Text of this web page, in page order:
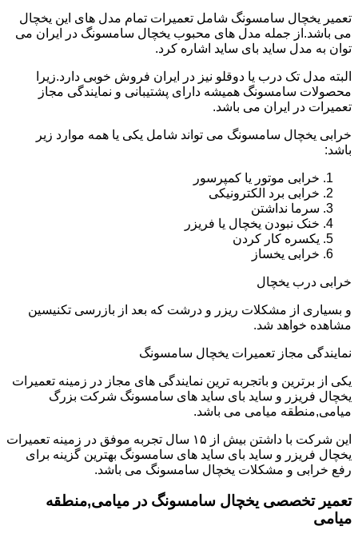
تعمیر یخچال سامسونگ شامل تعمیرات تمام مدل های این یخچال
می باشد.از جمله مدل های محبوب یخچال سامسونگ در ایران می
توان به مدل ساید بای ساید اشاره کرد.
البته مدل تک درب یا دوقلو نیز در ایران فروش خوبی دارد.زیرا
محصولات سامسونگ همیشه دارای پشتیبانی و نمایندگی مجاز
تعمیرات در ایران می باشد.
خرابی یخچال سامسونگ می تواند شامل یکی یا همه موارد زیر
باشد:
خرابی موتور یا کمپرسور
خرابی برد الکترونیکی
سرما نداشتن
خنک نبودن یخچال یا فریزر
یکسره کار کردن
خرابی یخساز
خرابی درب یخچال
و بسیاری از مشکلات ریزر و درشت که بعد از بازرسی تکنیسین
مشاهده خواهد شد.
نمایندگی مجاز تعمیرات یخچال سامسونگ
یکی از برترین و باتجربه ترین نمایندگی های مجاز در زمینه تعمیرات
یخچال فریزر و ساید بای ساید های سامسونگ شرکت بزرگ
میامی,منطقه میامی می باشد.
این شرکت با داشتن بیش از ۱۵ سال تجربه موفق در زمینه تعمیرات
یخچال فریزر و ساید بای ساید های سامسونگ بهترین گزینه برای
رفع خرابی و مشکلات یخچال سامسونگ می باشد.
تعمیر تخصصی یخچال سامسونگ در میامی,منطقه
میامی